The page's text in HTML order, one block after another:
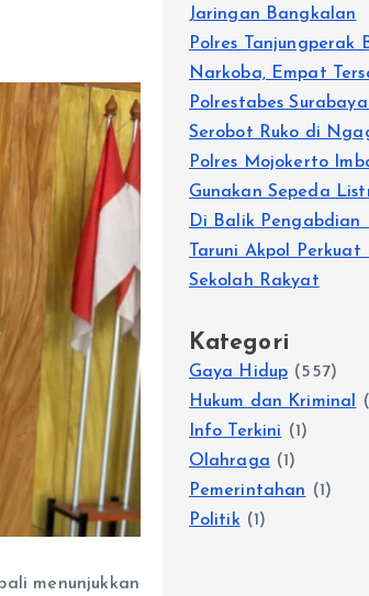
menunjukkan
Jaringan Bangkalan
Polres Tanjungperak
Narkoba, Empat
Polrestabes
Serobot Ruko di
Polres Mojokerto
Gunakan Sepeda
Di Balik Pengabdian
Taruni Akpol
Sekolah Rakyat
Kategori
Gaya Hidup (557)
Hukum dan Kriminal
Info Terkini (1)
Olahraga (1)
Pemerintahan (1)
Politik (1)